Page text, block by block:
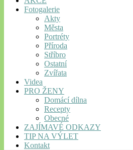
Fotogalerie
Akty
Města
Portréty
Příroda
Stříbro
Ostatní
Zvířata
Videa
PRO ŽENY
Domácí dílna
Recepty
Obecné
ZAJÍMAVÉ ODKAZY
TIP NA VÝLET
Kontakt